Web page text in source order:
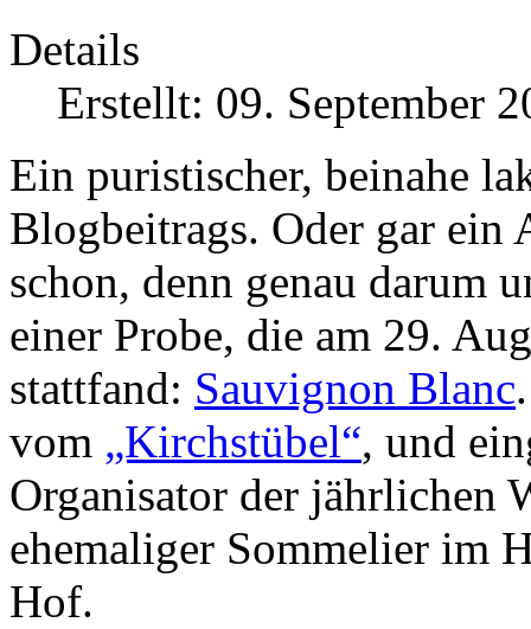
Details
Erstellt: 09. September
Ein puristischer, beinahe
Blogbeitrags. Oder gar ein
schon, denn genau darum
einer Probe, die am 29.
stattfand: Sauvignon Blanc
vom „Kirchstübel“, und
Organisator der jährlichen
ehemaliger Sommelier im
Hof.